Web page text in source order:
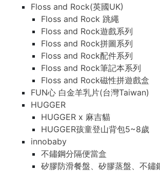
Floss and Rock(英國UK)
Floss and Rock 跳繩
Floss and Rock遊戲系列
Floss and Rock拼圖系列
Floss and Rock配件系列
Floss and Rock筆記本系列
Floss and Rock磁性拼遊戲盒
FUN心 白金羊乳片(台灣Taiwan)
HUGGER
HUGGER x 麻吉貓
HUGGER孩童登山背包5~8歲
innobaby
不鏽鋼分隔便當盒
矽膠防滑餐盤、矽膠蒸盤、不鏽